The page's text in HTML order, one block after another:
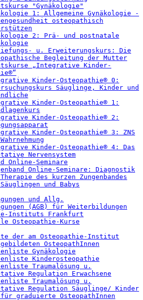
"Gynäkologie"
1: Allgemeine Gynäkologie -
osteopathisch
2: Prä- und postnatale
u. Erweiterungskurs: Die
Begleitung der Mutter
„Integrative Kinder-
Kinder-Osteopathie® 0:
Säuglinge, Kinder und
Kinder-Osteopathie® 1:
Kinder-Osteopathie® 2:
Kinder-Osteopathie® 3: ZNS
Kinder-Osteopathie® 4: Das
Nervensystem
Online-Seminare
Online-Seminare: Diagnostik
des kurzen Zungenbandes
und Babys
und Allg.
(AGB) für Weiterbildungen
Instituts Frankfurt
Osteopathie-Kurse
der am Osteopathie-Institut
OsteopathInnen
Gynäkologie
Kinderosteopathie
Traumalösung u.
Regulation Erwachsene
Traumalösung u.
Regulation Säuglinge/ Kinder
graduierte OsteopathInnen